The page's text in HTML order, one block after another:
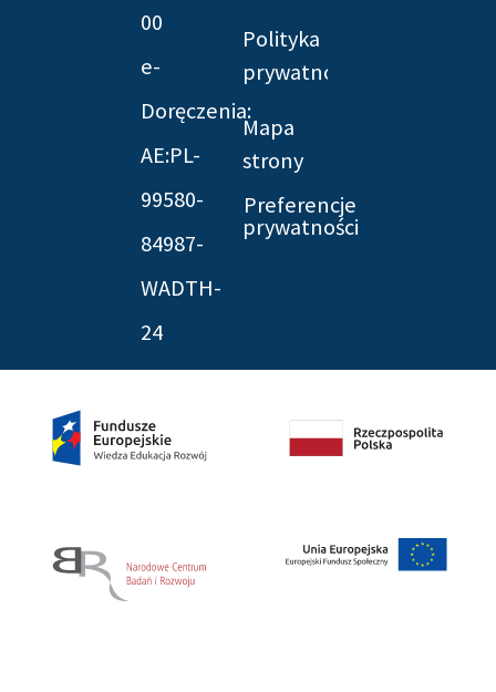
00
e-
Doręczenia:
AE:PL-
99580-
84987-
WADTH-
24
Polityka
prywatności
Mapa
strony
Preferencje
prywatności